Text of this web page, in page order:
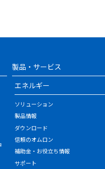
製品・サービス
エネルギー
ソリューション
製品情報
ダウンロード
信頼のオムロン
補助金・お役立ち情報
サポート